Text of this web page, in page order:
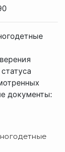
документы: